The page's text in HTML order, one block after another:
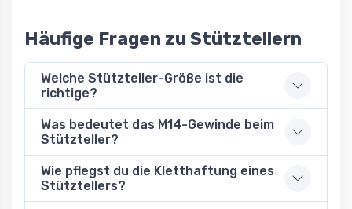
Häufige Fragen zu Stütztellern
Welche Stützteller-Größe ist die
richtige?
Was bedeutet das M14-Gewinde beim
Stützteller?
Wie pflegst du die Kletthaftung eines
Stütztellers?